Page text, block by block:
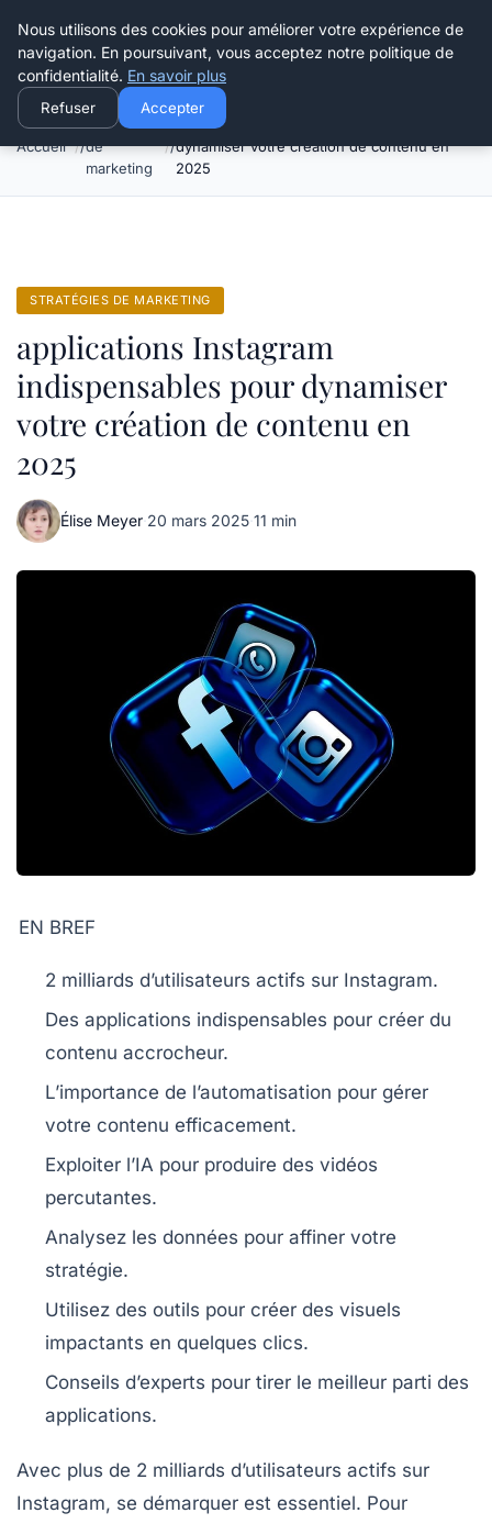
Henry Panky
Accueil
Stratégies
de
marketing
applications Instagram indispensables pour
dynamiser votre création de contenu en
2025
STRATÉGIES DE MARKETING
applications Instagram
indispensables pour dynamiser
votre création de contenu en
2025
Élise Meyer·20 mars 2025·11 min
EN BREF
2 milliards d’utilisateurs actifs sur Instagram.
Des applications indispensables pour créer du
contenu accrocheur.
L’importance de l’automatisation pour gérer
votre contenu efficacement.
Exploiter l’IA pour produire des vidéos
percutantes.
Analysez les données pour affiner votre
stratégie.
Utilisez des outils pour créer des visuels
impactants en quelques clics.
Conseils d’experts pour tirer le meilleur parti des
applications.
Avec plus de 2 milliards d’utilisateurs actifs sur
Instagram, se démarquer est essentiel. Pour
Nous utilisons des cookies pour améliorer votre expérience de
navigation. En poursuivant, vous acceptez notre politique de
confidentialité. En savoir plus
Refuser Accepter